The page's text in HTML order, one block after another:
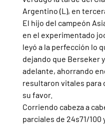
Argentino (L), en
El hijo del campeón
en el experimentado
leyó a la perfección lo
dejando que Berseker
adelante, ahorrando
resultaron vitales para
su favor.
Corriendo cabeza a
parciales de 24s71/100